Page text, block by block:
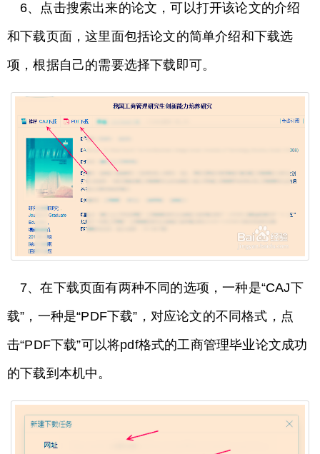
6、点击搜索出来的论文，可以打开该论文的介绍
和下载页面，这里面包括论文的简单介绍和下载选
项，根据自己的需要选择下载即可。
7、在下载页面有两种不同的选项，一种是“CAJ下
载”，一种是“PDF下载”，对应论文的不同格式，点
击“PDF下载”可以将pdf格式的工商管理毕业论文成功
的下载到本机中。